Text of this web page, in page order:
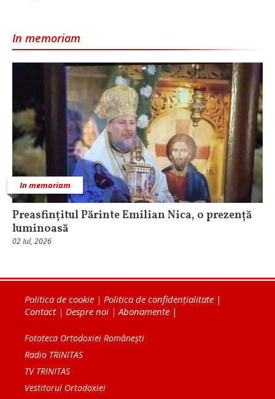
In memoriam
In memoriam
Preasfințitul Părinte Emilian Nica, o prezență
luminoasă
02 Iul, 2026
Politica de cookie | Politica de confidențialitate |
Contact| Despre noi |Abonamente |
Fototeca Ortodoxiei Românești
Radio TRINITAS
TV TRINITAS
Vestitorul Ortodoxiei